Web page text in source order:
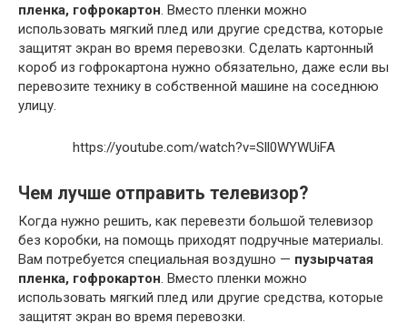
пленка, гофрокартон. Вместо пленки можно
использовать мягкий плед или другие средства, которые
защитят экран во время перевозки. Сделать картонный
короб из гофрокартона нужно обязательно, даже если вы
перевозите технику в собственной машине на соседнюю
улицу.
https://youtube.com/watch?v=Sll0WYWUiFA
Чем лучше отправить телевизор?
Когда нужно решить, как перевезти большой телевизор
без коробки, на помощь приходят подручные материалы.
Вам потребуется специальная воздушно — пузырчатая
пленка, гофрокартон. Вместо пленки можно
использовать мягкий плед или другие средства, которые
защитят экран во время перевозки.